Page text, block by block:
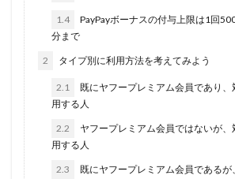
1.4
PayPayボーナスの付与上限は1回
分まで
2 タイプ別に利用方法を考えてみよう
2.1
既にヤフープレミアム会員であり、
用する人
2.2
ヤフープレミアム会員ではないが
用する人
2.3
既にヤフープレミアム会員であるが